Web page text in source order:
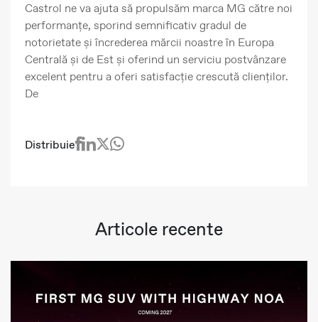
Castrol ne va ajuta să propulsăm marca MG către noi
performanțe, sporind semnificativ gradul de
notorietate și încrederea mărcii noastre în Europa
Centrală și de Est și oferind un serviciu postvânzare
excelent pentru a oferi satisfacție crescută clienților.
De
Distribuie
Articole recente